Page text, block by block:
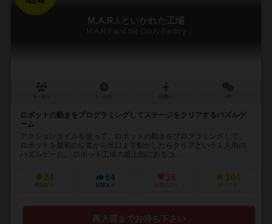
M.A.R.I.といかれた工場
M.A.R.I. and the Crazy Factory
ロボットの動きをプログラミングしてステージをクリアするパズルゲ
ーム
アクションタイルを使って、ロボットの動きをプログラミングして、
ロボットを最初の位置から出口まで動かしたらクリアという１人用の
パズルゲーム。 ロボット工場の最上階にあるコ...
24
興味あり
64
経験あり
16
お気に入り
104
持ってる
再入荷までお待ち下さい